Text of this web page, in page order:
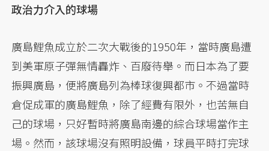
政治力介入的球場
廣島鯉魚成立於二次大戰後的1950年，當時廣島遭
到美軍原子彈無情轟炸、百廢待舉。而日本為了要
振興廣島，便將廣島列為棒球復興都市。不過當時
倉促成軍的廣島鯉魚，除了經費有限外，也苦無自
己的球場，只好暫時將廣島南邊的綜合球場當作主
場。然而，該球場沒有照明設備，球員平時打完球